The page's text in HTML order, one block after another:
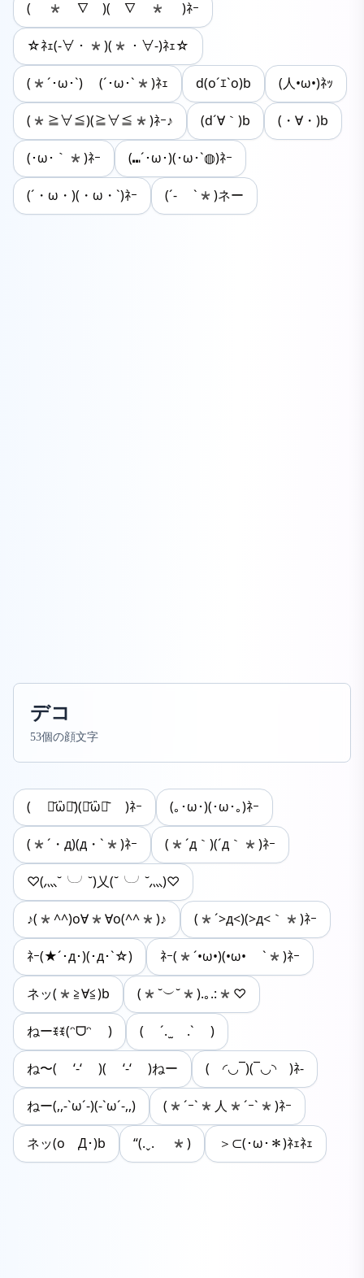
( *￣∇￣)(￣∇￣* )ﾈｰ
☆ﾈｪ(-∀・*)(*・∀-)ﾈｪ☆
(*´･ω･`) (´･ω･`*)ﾈｪ d(o´ｴ`o)b (人•ω•)ﾈｯ
(*≧∀≦)(≧∀≦*)ﾈｰ♪ (d´∀｀)b (・∀・)b
(･ω･｀*)ﾈｰ (⑉´･ω･)(･ω･`◍)ﾈｰ
(´・ω・)(・ω・`)ﾈｰ (´- `*)ネー
デコ
53個の顔文字
( ･᷄ὢ･᷅)(･᷄ὢ･᷅ )ﾈｰ (｡･ω･)(･ω･｡)ﾈｰ
(*´・д)(д・`*)ﾈｰ (*´д｀)(´д｀*)ﾈｰ
♡(灬˘╰╯˘)乂(˘╰╯˘灬)♡
♪(*^^)o∀*∀o(^^*)♪ (*´>д<)(>д<｀*)ﾈｰ
ﾈｰ(★´･д･)(･д･`☆) ﾈｰ(*´•ω•)(•ω• `*)ﾈｰ
ネッ(*≧∀≦)b (*˘︶˘*).｡.:*♡
ねーꉂꉂ(ᵔᗜᵔ ) ( ´. ̫ .` )
ね〜( ‘-‘ )( ‘-‘ )ねー ( ◜◡‾)(‾◡◝ )ﾈ-
ねー(,,-`ω´-)(-`ω´-,,) (*´ｰ`*人*´ｰ`*)ﾈｰ
ネッ(oゝД･)b “(.ˬ. *) ＞⊂(･ω･＊)ﾈｪﾈｪ